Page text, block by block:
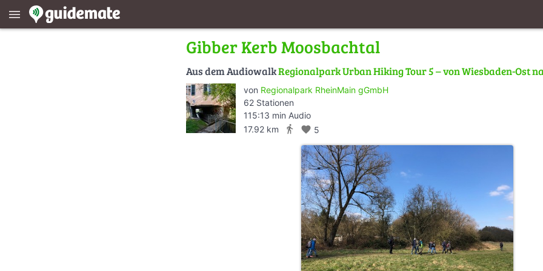
menu
Gibber Kerb Moosbachtal
Aus dem AudiowalkRegionalpark Urban Hiking Tour 5 – von Wiesbaden-Ost
von Regionalpark RheinMain gGmbH
62 Stationen
115:13 min Audio
17.92 km
directions_walk favorite 5